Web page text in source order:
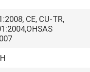
CE, CU-TR,